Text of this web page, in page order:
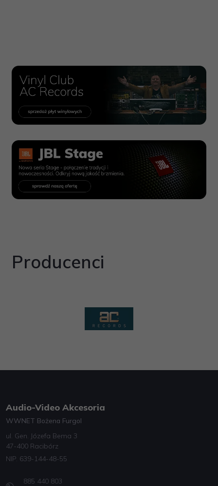
Producenci
Audio-Video Akcesoria
WWNET Bożena Furgol
ul. Gen. Józefa Bema 3
47-400 Racibórz
NIP. 639-144-48-55
885 440 803